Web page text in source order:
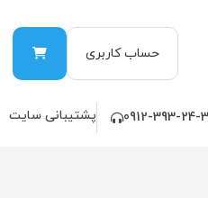
حساب کاربری
پشتیبانی سایت 0912-393-24-